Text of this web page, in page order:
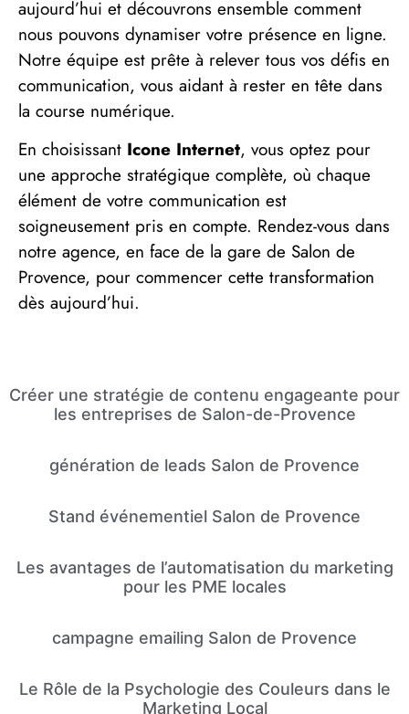
aujourd’hui et découvrons ensemble comment
nous pouvons dynamiser votre présence en ligne.
Notre équipe est prête à relever tous vos défis en
communication, vous aidant à rester en tête dans
la course numérique.
En choisissant Icone Internet, vous optez pour
une approche stratégique complète, où chaque
élément de votre communication est
soigneusement pris en compte. Rendez-vous dans
notre agence, en face de la gare de Salon de
Provence, pour commencer cette transformation
dès aujourd’hui.
Créer une stratégie de contenu engageante pour
les entreprises de Salon-de-Provence
génération de leads Salon de Provence
Stand événementiel Salon de Provence
Les avantages de l’automatisation du marketing
pour les PME locales
campagne emailing Salon de Provence
Le Rôle de la Psychologie des Couleurs dans le
Marketing Local